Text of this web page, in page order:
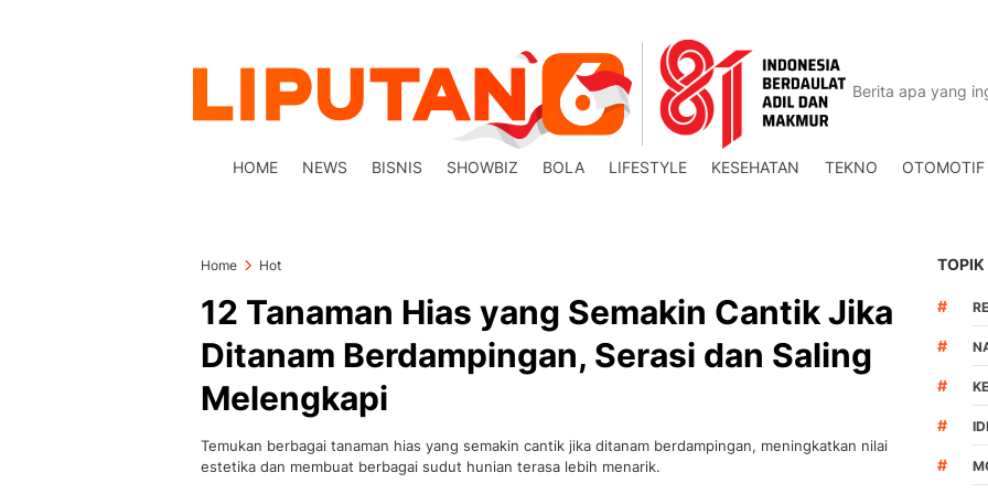
HOME NEWS BISNIS SHOWBIZ BOLA LIFESTYLE KESEHATAN TEKNO OTOMOTIF
Home Hot
12 Tanaman Hias yang Semakin Cantik Jika
Ditanam Berdampingan, Serasi dan Saling
Melengkapi
Temukan berbagai tanaman hias yang semakin cantik jika ditanam berdampingan, meningkatkan nilai
estetika dan membuat berbagai sudut hunian terasa lebih menarik.
TOPIK
#
#
#
#
#